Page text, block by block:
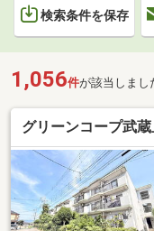
検索条件を保存
1,056件が該当しまし
グリーンコープ武